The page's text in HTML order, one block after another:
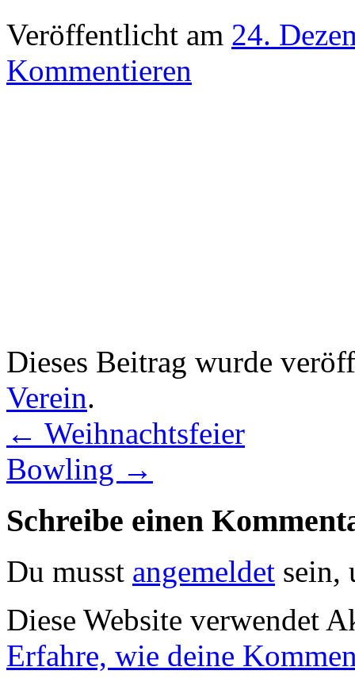
Veröffentlicht am 24.
Kommentieren
Dieses Beitrag wurde
Verein.
← Weihnachtsfeier
Bowling →
Schreibe einen
Du musst angemeldet sein,
Diese Website verwendet
Erfahre, wie deine